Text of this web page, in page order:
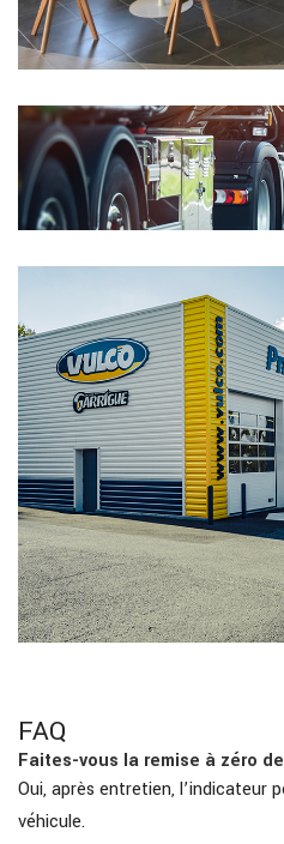
FAQ
Faites-vous la remise à zéro
Oui, après entretien, l’indicateur
véhicule.